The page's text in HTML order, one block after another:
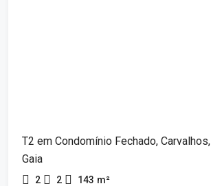
T2 em Condomínio Fechado,
Gaia
2 2 143 m²